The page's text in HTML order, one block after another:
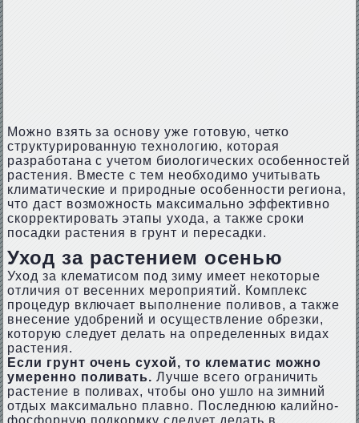
Можно взять за основу уже готовую, четко
структурированную технологию, которая
разработана с учетом биологических особенностей
растения. Вместе с тем необходимо учитывать
климатические и природные особенности региона,
что даст возможность максимально эффективно
скорректировать этапы ухода, а также сроки
посадки растения в грунт и пересадки.
Уход за растением осенью
Уход за клематисом под зиму имеет некоторые
отличия от весенних мероприятий. Комплекс
процедур включает выполнение поливов, а также
внесение удобрений и осуществление обрезки,
которую следует делать на определенных видах
растения.
Если грунт очень сухой, то клематис можно
умеренно поливать. Лучше всего ограничить
растение в поливах, чтобы оно ушло на зимний
отдых максимально плавно. Последнюю калийно-
фосфорную подкормку следует делать в